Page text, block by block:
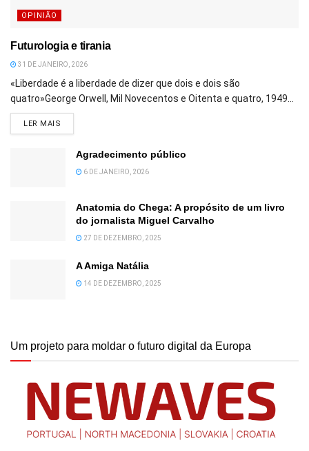
OPINIÃO
Futurologia e tirania
31 DE JANEIRO, 2026
«Liberdade é a liberdade de dizer que dois e dois são
quatro»George Orwell, Mil Novecentos e Oitenta e quatro, 1949...
LER MAIS
Agradecimento público
6 DE JANEIRO, 2026
Anatomia do Chega: A propósito de um livro
do jornalista Miguel Carvalho
27 DE DEZEMBRO, 2025
A Amiga Natália
14 DE DEZEMBRO, 2025
Um projeto para moldar o futuro digital da Europa